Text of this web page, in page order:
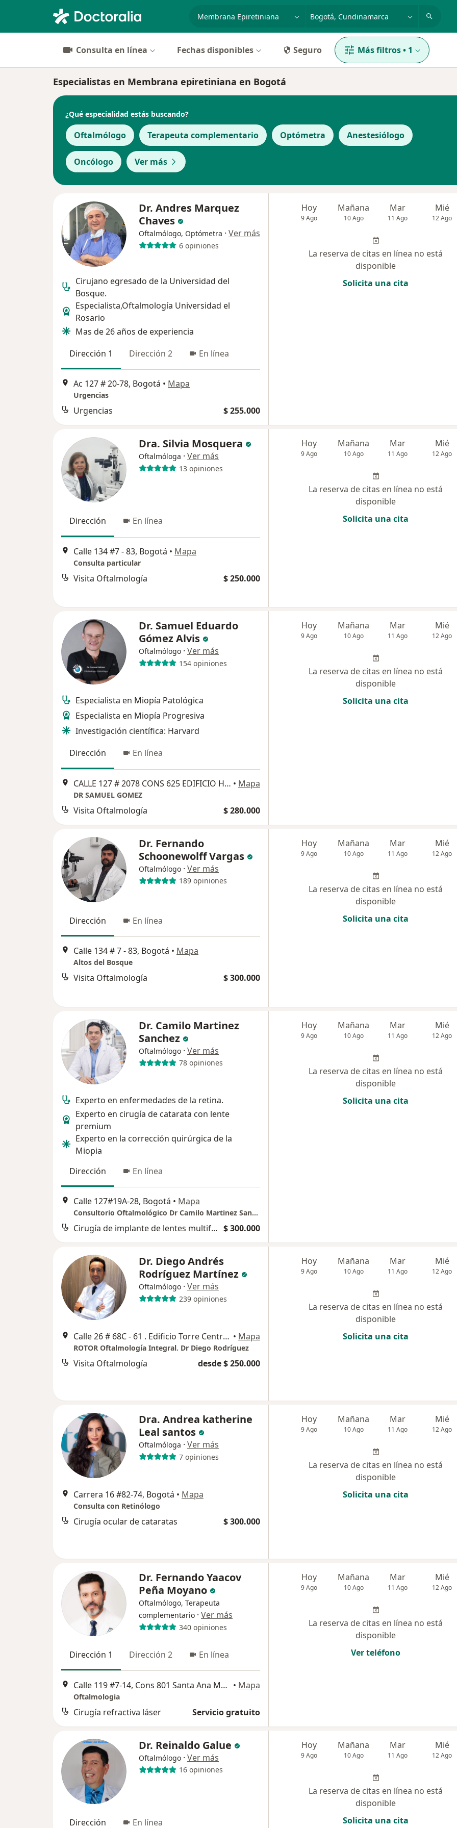
especialidad, enfermedad o nombre
p. ej. Bogotá
Consulta en línea Fechas disponibles Seguro Más filtros• 1
Especialistas en Membrana epiretiniana en Bogotá
¿Qué especialidad estás buscando?
Oftalmólogo Terapeuta complementario Optómetra Anestesiólogo
Oncólogo Ver más
Dr. Andres Marquez
Chaves
Oftalmólogo, Optómetra · Ver más
6 opiniones
Cirujano egresado de la Universidad del
Bosque.
Especialista,Oftalmología Universidad el
Rosario
Mas de 26 años de experiencia
Dirección 1
Dirección 2 En línea
Ac 127 # 20-78, Bogotá • Mapa
Urgencias
Urgencias $ 255.000
Hoy
9 Ago
Mañana
10 Ago
Mar
11 Ago
Mié
12 Ago
La reserva de citas en línea no está
disponible
Solicita una cita
Dra. Silvia Mosquera
Oftalmóloga · Ver más
13 opiniones
Dirección En línea
Calle 134 #7 - 83, Bogotá • Mapa
Consulta particular
Visita Oftalmología $ 250.000
Hoy
9 Ago
Mañana
10 Ago
Mar
11 Ago
Mié
12 Ago
La reserva de citas en línea no está
disponible
Solicita una cita
Dr. Samuel Eduardo
Gómez Alvis
Oftalmólogo · Ver más
154 opiniones
Especialista en Miopía Patológica
Especialista en Miopía Progresiva
Investigación científica: Harvard
Dirección
En línea
CALLE 127 # 2078 CONS 625 EDIFICIO HORIZONTE, Bogotá • Mapa
DR SAMUEL GOMEZ
Visita Oftalmología $ 280.000
Hoy
9 Ago
Mañana
10 Ago
Mar
11 Ago
Mié
12 Ago
La reserva de citas en línea no está
disponible
Solicita una cita
Dr. Fernando
Schoonewolff Vargas
Oftalmólogo · Ver más
189 opiniones
Dirección En línea
Calle 134 # 7 - 83, Bogotá • Mapa
Altos del Bosque
Visita Oftalmología $ 300.000
Hoy
9 Ago
Mañana
10 Ago
Mar
11 Ago
Mié
12 Ago
La reserva de citas en línea no está
disponible
Solicita una cita
Dr. Camilo Martinez
Sanchez
Oftalmólogo · Ver más
78 opiniones
Experto en enfermedades de la retina.
Experto en cirugía de catarata con lente
premium
Experto en la corrección quirúrgica de la
Miopia
Dirección
En línea
Calle 127#19A-28, Bogotá • Mapa
Consultorio Oftalmológico Dr Camilo Martinez Sanchez - Edificio ACOMEDICA 1 - Consultorio 603
Cirugía de implante de lentes multifocales $ 300.000
Hoy
9 Ago
Mañana
10 Ago
Mar
11 Ago
Mié
12 Ago
La reserva de citas en línea no está
disponible
Solicita una cita
Dr. Diego Andrés
Rodríguez Martínez
Oftalmólogo · Ver más
239 opiniones
Calle 26 # 68C - 61 . Edificio Torre Central Davivienda - Consultorio 827, Bogotá • Mapa
ROTOR Oftalmología Integral. Dr Diego Rodríguez
Visita Oftalmología desde $ 250.000
Hoy
9 Ago
Mañana
10 Ago
Mar
11 Ago
Mié
12 Ago
La reserva de citas en línea no está
disponible
Solicita una cita
Dra. Andrea katherine
Leal santos
Oftalmóloga · Ver más
7 opiniones
Carrera 16 #82-74, Bogotá • Mapa
Consulta con Retinólogo
Cirugía ocular de cataratas $ 300.000
Hoy
9 Ago
Mañana
10 Ago
Mar
11 Ago
Mié
12 Ago
La reserva de citas en línea no está
disponible
Solicita una cita
Dr. Fernando Yaacov
Peña Moyano
Oftalmólogo, Terapeuta
complementario · Ver más
340 opiniones
Dirección 1 Dirección 2 En línea
Calle 119 #7-14, Cons 801 Santa Ana Medical Center, Bogotá • Mapa
Oftalmologia
Cirugía refractiva láser Servicio gratuito
Hoy
9 Ago
Mañana
10 Ago
Mar
11 Ago
Mié
12 Ago
La reserva de citas en línea no está
disponible
Ver teléfono
Dr. Reinaldo Galue
Oftalmólogo · Ver más
16 opiniones
Dirección En línea
Hoy
9 Ago
Mañana
10 Ago
Mar
11 Ago
Mié
12 Ago
La reserva de citas en línea no está
disponible
Solicita una cita